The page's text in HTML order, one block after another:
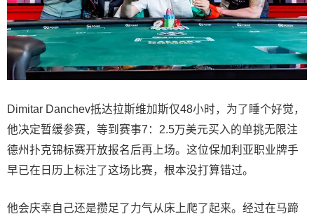
Dimitar Danchev抵达拉斯维加斯仅48小时，为了睡个好觉，
他决定暂缓参赛，等到赛事7：2.5万美元买入的单挑无限注
德州扑克锦标赛开放报名后再上场。这位保加利亚职业牌手
早已在日历上标注了这场比赛，根本没打算错过。
他会庆幸自己还是攒足了力气从床上爬了起来。经过在马蹄